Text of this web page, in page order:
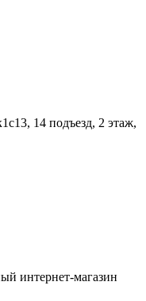
14 подъезд, 2 этаж,
интернет-магазин